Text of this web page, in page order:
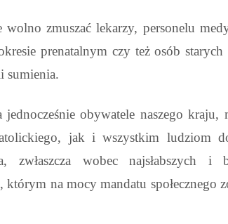
zmuszać lekarzy, personelu
prenatalnym czy też osób
sumienia.
obywatele naszego
jak i wszystkim ludziom
wobec najsłabszych i
na mocy mandatu społecznego